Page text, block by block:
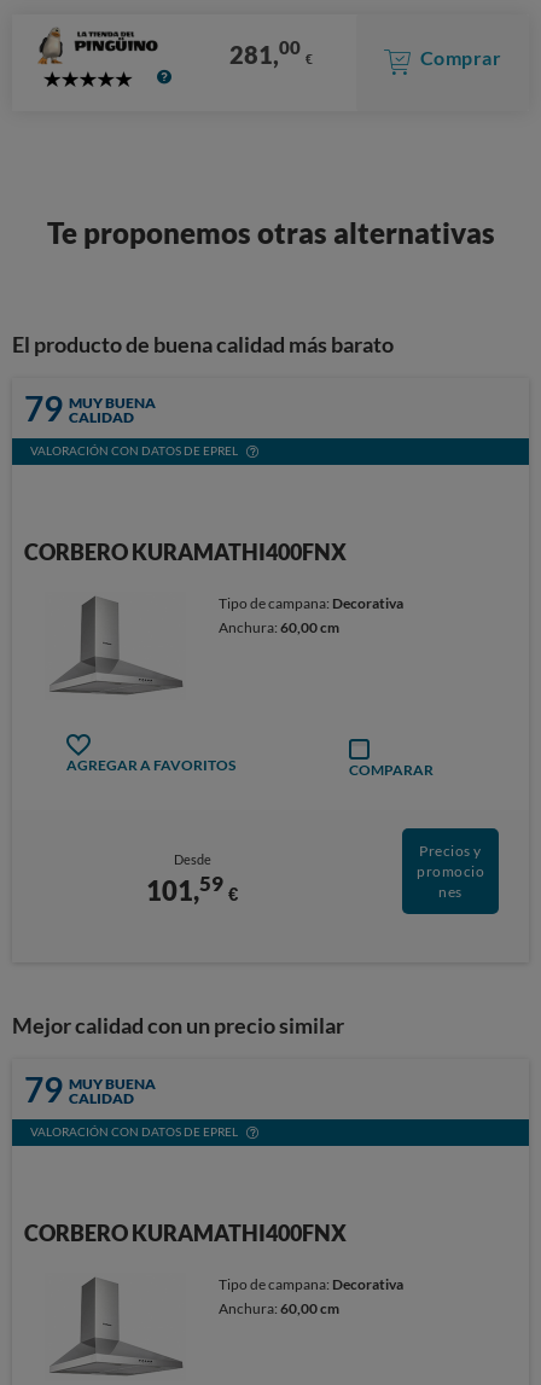
5
281,00 € Comprar
Te proponemos otras alternativas
El producto de buena calidad más barato
79 MUY BUENA
CALIDAD
VALORACIÓN CON DATOS DE EPREL
CORBERO KURAMATHI400FNX
Tipo de campana: Decorativa
Anchura:60,00 cm
AGREGAR A FAVORITOS COMPARAR
Desde
101,59 €
Precios y
promocio
nes
Mejor calidad con un precio similar
79 MUY BUENA
CALIDAD
VALORACIÓN CON DATOS DE EPREL
CORBERO KURAMATHI400FNX
Tipo de campana: Decorativa
Anchura:60,00 cm